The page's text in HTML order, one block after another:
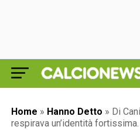
Home » Hanno Detto » Di
respirava un’identità